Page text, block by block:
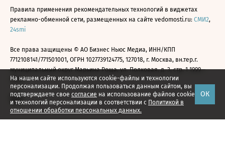
На нашем сайте используются cookie-файлы и технологии
персонализации. Продолжая пользоваться данным сайтом, вы
подтверждаете свое согласие на использование файлов cookie
и технологий персонализации в соответствии с Политикой в
отношении обработки персональных данных.
ОК
Правила применения рекомендательных технологий в виджетах
рекламно-обменной сети, размещенных на сайте vedomosti.ru: СМИ2,
24smi
Все права защищены © АО Бизнес Ньюс Медиа, ИНН/КПП
7712108141/771501001, ОГРН 1027739124775, 127018, г. Москва, вн.тер.г.
муниципальный округ Марьина Роща, ул. Полковая, д. 3, стр. 1 1999—
2026